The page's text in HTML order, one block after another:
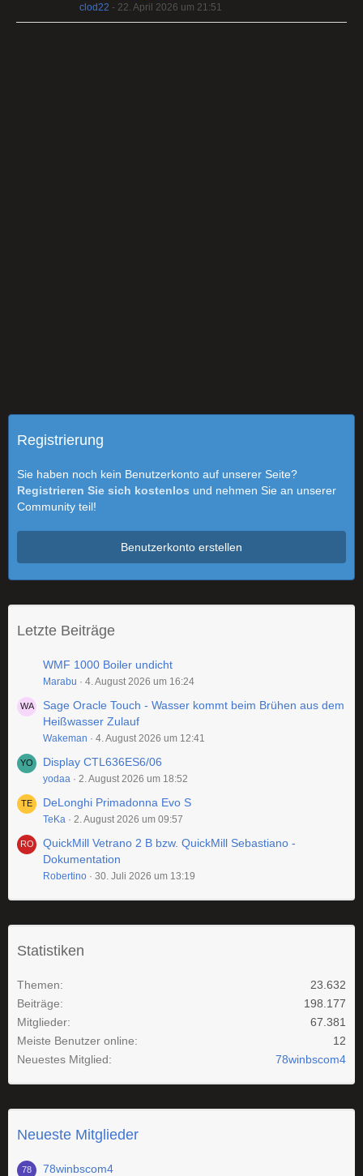
clod22 - 22. April 2026 um 21:51
Registrierung
Sie haben noch kein Benutzerkonto auf unserer Seite?
Registrieren Sie sich kostenlos und nehmen Sie an unserer
Community teil!
Benutzerkonto erstellen
Letzte Beiträge
WMF 1000 Boiler undicht
Marabu 4. August 2026 um 16:24
Sage Oracle Touch - Wasser kommt beim Brühen aus dem
Heißwasser Zulauf
Wakeman 4. August 2026 um 12:41
Display CTL636ES6/06
yodaa 2. August 2026 um 18:52
DeLonghi Primadonna Evo S
TeKa 2. August 2026 um 09:57
QuickMill Vetrano 2 B bzw. QuickMill Sebastiano -
Dokumentation
Robertino 30. Juli 2026 um 13:19
Statistiken
Themen
23.632
Beiträge
198.177
Mitglieder
67.381
Meiste Benutzer online
12
Neuestes Mitglied
78winbscom4
Neueste Mitglieder
78winbscom4